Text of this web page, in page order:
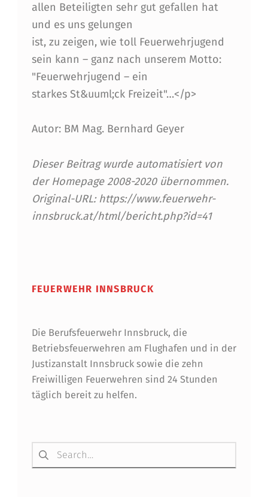
allen Beteiligten sehr gut gefallen hat
und es uns gelungen
ist, zu zeigen, wie toll Feuerwehrjugend
sein kann – ganz nach unserem Motto:
"Feuerwehrjugend – ein
starkes St&uuml;ck Freizeit"…</p>
Autor: BM Mag. Bernhard Geyer
Dieser Beitrag wurde automatisiert von
der Homepage 2008-2020 übernommen.
Original-URL: https://www.feuerwehr-
innsbruck.at/html/bericht.php?id=41
FEUERWEHR INNSBRUCK
Die Berufsfeuerwehr Innsbruck, die
Betriebsfeuerwehren am Flughafen und in der
Justizanstalt Innsbruck sowie die zehn
Freiwilligen Feuerwehren sind 24 Stunden
täglich bereit zu helfen.
Suchen nach: